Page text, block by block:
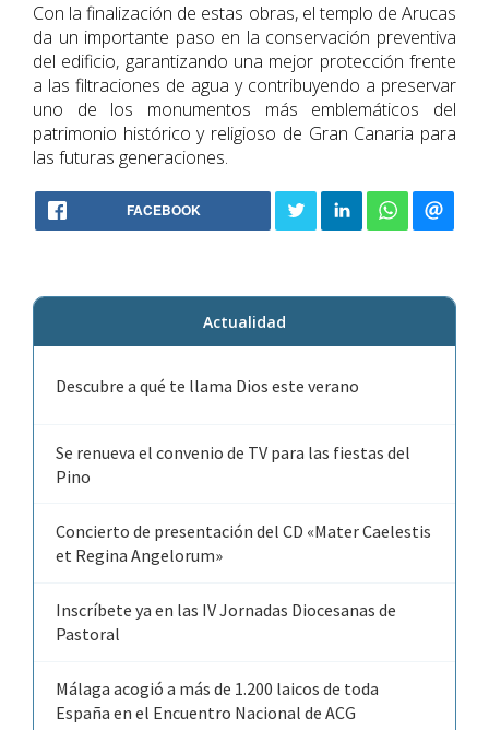
Con la finalización de estas obras, el templo de Arucas
da un importante paso en la conservación preventiva
del edificio, garantizando una mejor protección frente
a las filtraciones de agua y contribuyendo a preservar
uno de los monumentos más emblemáticos del
patrimonio histórico y religioso de Gran Canaria para
las futuras generaciones.
FACEBOOK
Actualidad
Descubre a qué te llama Dios este verano
Se renueva el convenio de TV para las fiestas del
Pino
Concierto de presentación del CD «Mater Caelestis
et Regina Angelorum»
Inscríbete ya en las IV Jornadas Diocesanas de
Pastoral
Málaga acogió a más de 1.200 laicos de toda
España en el Encuentro Nacional de ACG